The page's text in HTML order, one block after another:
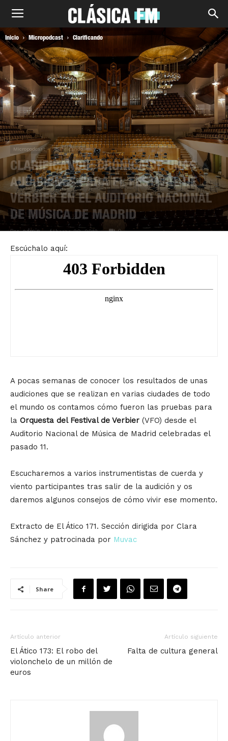
Inicio Micropodcast Clarificando
Micropodcast Clarificando
CLARIFICANDO: CRÓNICA DE UNAS
AUDICIONES PARA EL FESTIVAL DE
VERBIER EN EL AUDITORIO NACIONAL
DE MÚSICA DE MADRID
Por admin - febrero 20, 2018 0
Escúchalo aquí:
A pocas semanas de conocer los resultados de unas
audiciones que se realizan en varias ciudades de todo
el mundo os contamos cómo fueron las pruebas para
la Orquesta del Festival de Verbier (VFO) desde el
Auditorio Nacional de Música de Madrid celebradas el
pasado 11.
Escucharemos a varios instrumentistas de cuerda y
viento participantes tras salir de la audición y os
daremos algunos consejos de cómo vivir ese momento.
Extracto de El Ático 171. Sección dirigida por Clara
Sánchez y patrocinada por Muvac
Share
Artículo anterior
El Ático 173: El robo del
violonchelo de un millón de
euros
Artículo siguiente
Falta de cultura general